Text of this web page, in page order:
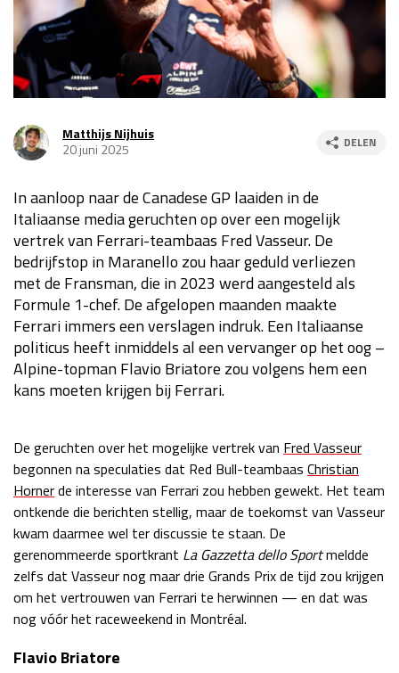
Race
za 13:00 - 15:00
GP VERENIGDE STATEN 2026 23 - 25 okt
Race
zo 21:00 - 23:00
GP MEXICO 2026 30 okt - 01 nov
Kwalificatie
GP SÃO PAULO 2026 06 - 08 nov
Kwalificatie
za 19:00 - 20:00
Race
zo 18:00 - 20:00
LAS VEGAS GRAND PRIX 2026 20 - 22 nov
Kwalificatie
za 05:00 - 06:00
Race
zo 05:00 - 07:00
GP QATAR 2026 27 - 29 nov
Kwalificatie
za 15:00 - 16:00
zo 14:00 - 16:00
Matthijs Nijhuis
20 juni 2025
DELEN
In aanloop naar de Canadese GP laaiden in de
Italiaanse media geruchten op over een mogelijk
vertrek van Ferrari-teambaas Fred Vasseur. De
bedrijfstop in Maranello zou haar geduld verliezen
met de Fransman, die in 2023 werd aangesteld als
Formule 1-chef. De afgelopen maanden maakte
Ferrari immers een verslagen indruk. Een Italiaanse
politicus heeft inmiddels al een vervanger op het oog –
Alpine-topman Flavio Briatore zou volgens hem een
kans moeten krijgen bij Ferrari.
De geruchten over het mogelijke vertrek van Fred Vasseur
begonnen na speculaties dat Red Bull-teambaas Christian
Hornerde interesse van Ferrari zou hebben gewekt. Het team
ontkende die berichten stellig, maar de toekomst van Vasseur
kwam daarmee wel ter discussie te staan. De
gerenommeerde sportkrant La Gazzetta dello Sportmeldde
zelfs dat Vasseur nog maar drie Grands Prix de tijd zou krijgen
om het vertrouwen van Ferrari te herwinnen — en dat was
nog vóór het raceweekend in Montréal.
Flavio Briatore